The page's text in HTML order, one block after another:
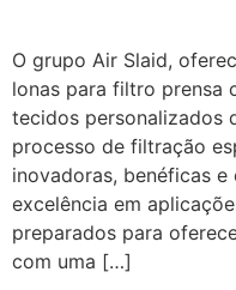
O grupo Air Slaid,
lonas para filtro prensa
tecidos personalizados
processo de filtração
inovadoras, benéficas
excelência em
preparados para
com uma […]